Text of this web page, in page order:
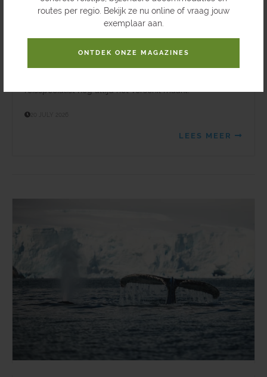
routes per regio. Bekijk ze nu online of vraag jouw
exemplaar aan.
ONTDEK ONZE MAGAZINES
vluchten en bezienswaardigheden. Ze draait om
ervaring, inzicht, connecties en vooral om mensen en
reisspecialist nog altijd het verschil maakt.
LEES MEER